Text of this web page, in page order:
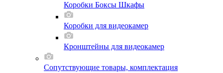
Коробки Боксы Шкафы
Коробки для видеокамер
Кронштейны для видеокамер
Сопутствующие товары, комплектация